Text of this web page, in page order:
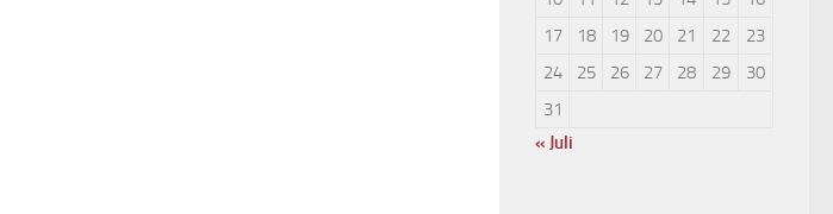
17
18 19 20 21 22
23
24
25 26 27 28 29
30
31
« Juli